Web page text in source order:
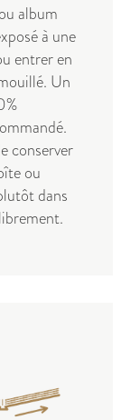
album
à une
entrer en
Un
conserver
ou
dans